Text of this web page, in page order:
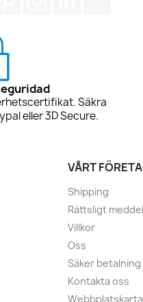
Säkra
eller 3D Secure.
VÅRT
Shipping
Rättsligt
Villkor
Oss
Säker betalning
Kontakta oss
Webbplatskarta